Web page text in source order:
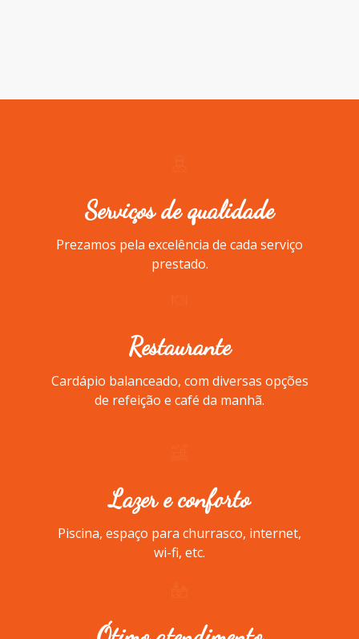
Serviços de qualidade
Prezamos pela excelência de cada serviço
prestado.
Restaurante
Cardápio balanceado, com diversas opções
de refeição e café da manhã.
Lazer e conforto
Piscina, espaço para churrasco, internet,
wi-fi, etc.